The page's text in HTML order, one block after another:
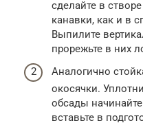
сделайте в
канавки, как и в
Выпилите
прорежьте в них
Аналогично
окосячки.
обсады
вставьте в